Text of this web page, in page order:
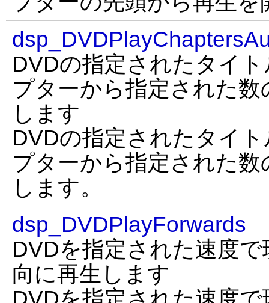
DVDの指定されたタイ
プターから指定された
します
DVDの指定されたタイ
プターから指定された
します。
dsp_DVDPlayForwards
DVDを指定された速度
向に再生します